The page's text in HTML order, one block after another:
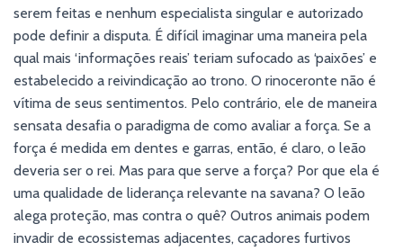
serem feitas e nenhum especialista singular e autorizado
pode definir a disputa. É difícil imaginar uma maneira pela
qual mais ‘informações reais’ teriam sufocado as ‘paixões’ e
estabelecido a reivindicação ao trono. O rinoceronte não é
vítima de seus sentimentos. Pelo contrário, ele de maneira
sensata desafia o paradigma de como avaliar a força. Se a
força é medida em dentes e garras, então, é claro, o leão
deveria ser o rei. Mas para que serve a força? Por que ela é
uma qualidade de liderança relevante na savana? O leão
alega proteção, mas contra o quê? Outros animais podem
invadir de ecossistemas adjacentes, caçadores furtivos